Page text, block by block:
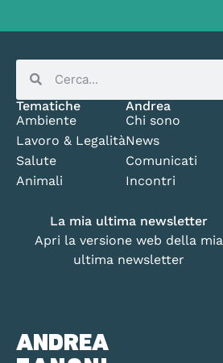
ANDREA
Tematiche
Ambiente
Lavoro & Legalità
Salute
Animali
Andrea
Chi sono
News
Comunicati
Incontri
La mia ultima newsletter
Apri la versione web della mia
ultima newsletter